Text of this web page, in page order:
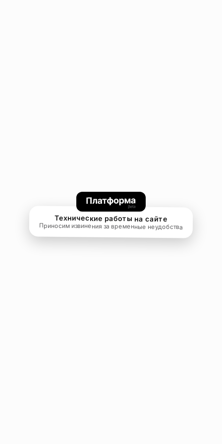
Технические работы на сайте
Приносим извинения за временные неудобства